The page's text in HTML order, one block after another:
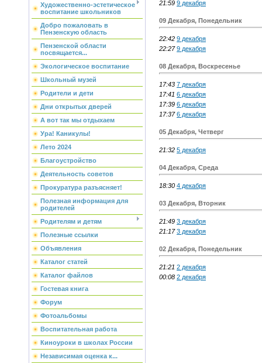
Художественно-эстетическое
воспитание школьников
Добро пожаловать в
Пензенскую область
Пензенской области
посвящается...
Экологическое воспитание
Школьный музей
Родители и дети
Дни открытых дверей
А вот так мы отдыхаем
Ура! Каникулы!
Лето 2024
Благоустройство
Деятельность советов
Прокуратура разъясняет!
Полезная информация для
родителей
Родителям и детям
Полезные ссылки
Объявления
Каталог статей
Каталог файлов
Гостевая книга
Форум
Фотоальбомы
Воспитательная работа
Киноуроки в школах России
Независимая оценка к...
21:59 9 декабря
09 Декабря, Понедельник
22:42 9 декабря
22:27 9 декабря
08 Декабря, Воскресенье
17:43 7 декабря
17:41 6 декабря
17:39 6 декабря
17:37 6 декабря
05 Декабря, Четверг
21:32 5 декабря
04 Декабря, Среда
18:30 4 декабря
03 Декабря, Вторник
21:49 3 декабря
21:17 3 декабря
02 Декабря, Понедельник
21:21 2 декабря
00:08 2 декабря